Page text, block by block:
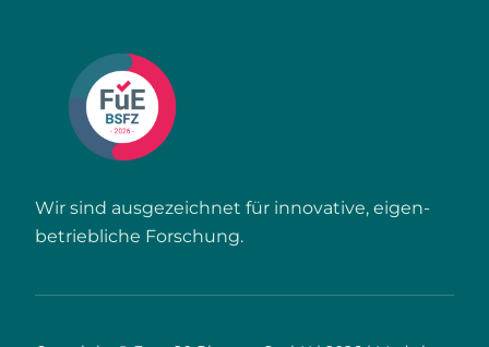
Wir sind ausgezeichnet für innovative, eigen­
betriebliche Forschung.